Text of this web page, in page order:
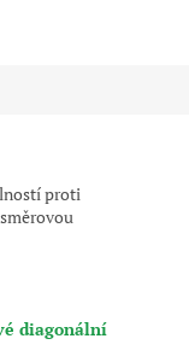
proti
diagonální